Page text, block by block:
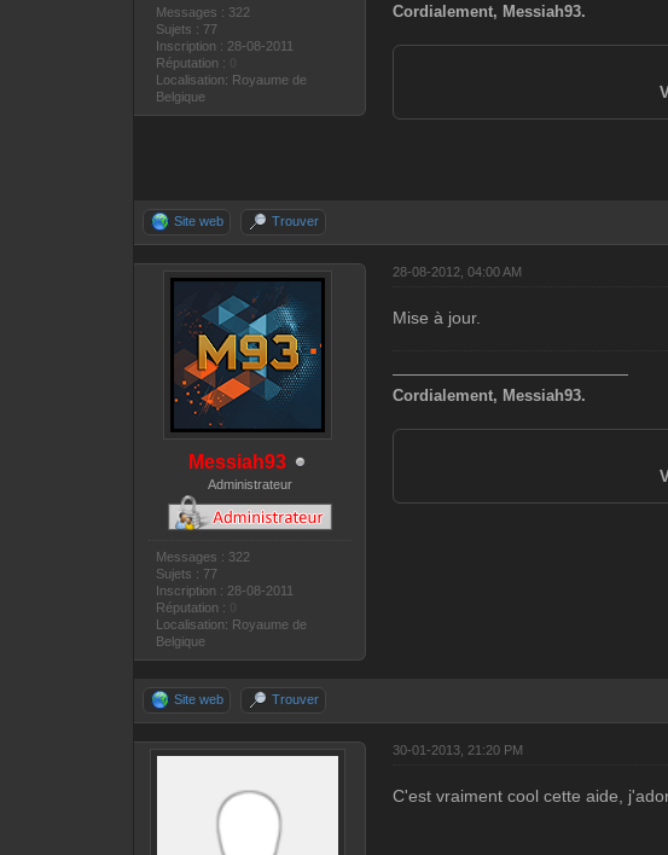
Messages : 322
Sujets : 77
Inscription : 28-08-2011
Réputation :
Localisation: Royaume de
Belgique
Cordialement, Messiah93.
Site web Trouver
Messiah93
Administrateur
Messages : 322
Sujets : 77
Inscription : 28-08-2011
Réputation :
Localisation: Royaume de
Belgique
28-08-2012, 04:00 AM
Mise à jour.
———————————————
Cordialement, Messiah93.
Site web Trouver
30-01-2013, 21:20 PM
C'est vraiment cool cette aide,